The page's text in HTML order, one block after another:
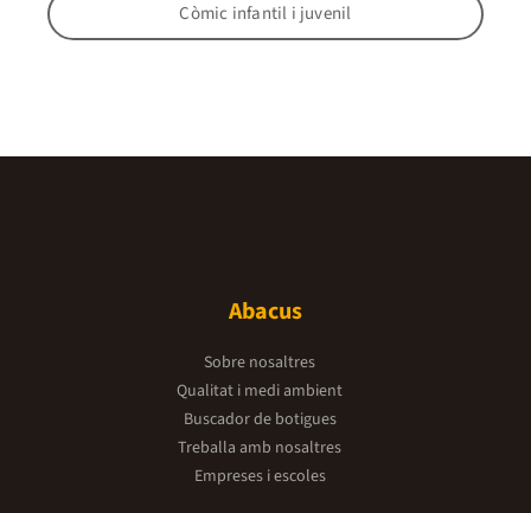
Còmic infantil i juvenil
Abacus
Sobre nosaltres
Qualitat i medi ambient
Buscador de botigues
Treballa amb nosaltres
Empreses i escoles